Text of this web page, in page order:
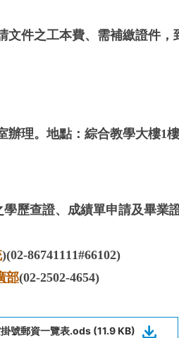
文件之工本費、需補繳證件
理。地點：綜合教學大樓1樓
歷查證、 成績單申請及畢業
)(02-86741111#66102)
部(02-2502-4654)
號郵資一覽表.ods (11.9 KB)